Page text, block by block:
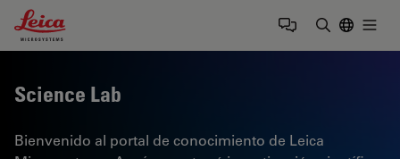
Leica Microsystems Logo
Science Lab
Bienvenido al portal de conocimiento de Leica